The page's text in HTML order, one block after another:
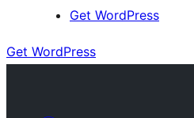
Get WordPress
Get WordPress